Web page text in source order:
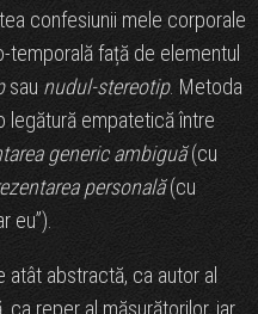
confesiunii mele corporale
față de elementul
sau nudul-stereotip. Metoda
legătură empatetică între
generic ambiguă(cu
personală(cu
eu”).
abstractă, ca autor al
reper al măsurătorilor, iar